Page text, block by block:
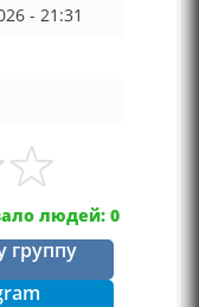
- 21:31
людей: 0
группу